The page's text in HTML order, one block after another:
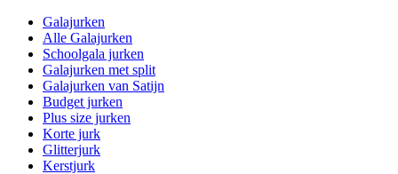
Galajurken
Alle Galajurken
Schoolgala jurken
Galajurken met split
Galajurken van Satijn
Budget jurken
Plus size jurken
Korte jurk
Glitterjurk
Kerstjurk